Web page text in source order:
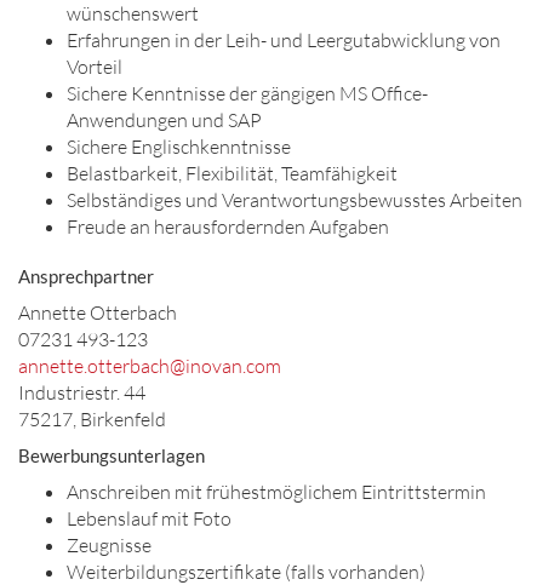
wünschenswert
Erfahrungen in der Leih- und Leergutabwicklung von
Vorteil
Sichere Kenntnisse der gängigen MS Office-
Anwendungen und SAP
Sichere Englischkenntnisse
Belastbarkeit, Flexibilität, Teamfähigkeit
Selbständiges und Verantwortungsbewusstes Arbeiten
Freude an herausfordernden Aufgaben
Ansprechpartner
Annette Otterbach
07231 493-123
annette.otterbach@inovan.com
Industriestr. 44
75217, Birkenfeld
Bewerbungsunterlagen
Anschreiben mit frühestmöglichem Eintrittstermin
Lebenslauf mit Foto
Zeugnisse
Weiterbildungszertifikate (falls vorhanden)